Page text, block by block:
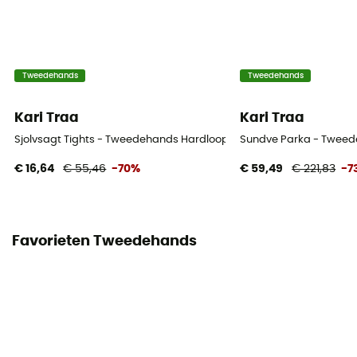
Tweedehands
Kari Traa
Sjolvsagt Tights - Tweedehands Hardlooplegging - Dames - Bruin
€ 16,64 € 55,46 -70%
Tweedehands
Kari Traa
Sundve Parka -
€ 59,49 € 221,83 -
Favorieten Tweedehands